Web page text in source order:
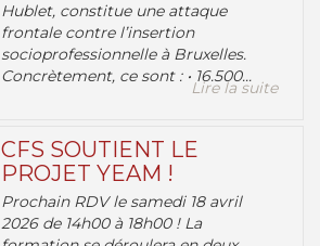
Hublet, constitue une attaque
frontale contre l’insertion
socioprofessionnelle à Bruxelles.
Concrètement, ce sont : • 16.500...
Lire la suite
CFS SOUTIENT LE
PROJET YEAM !
Prochain RDV le samedi 18 avril
2026 de 14h00 à 18h00 ! La